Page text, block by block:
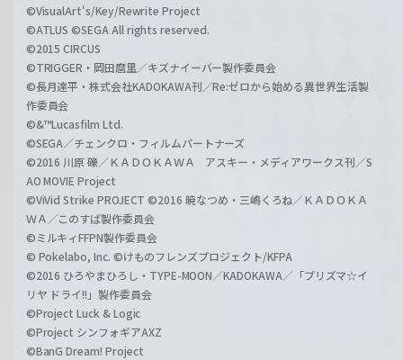
©VisualArt's/Key/Rewrite Project
©ATLUS ©SEGA All rights reserved.
©2015 CIRCUS
©TRIGGER・岡田麿里／キズナイーバー製作委員会
©長月達平・株式会社KADOKAWA刊／Re:ゼロから始める異世界生活製
作委員会
©&™Lucasfilm Ltd.
©SEGA／チェンクロ・フィルムパートナーズ
©2016 川原 礫／ＫＡＤＯＫＡＷＡ アスキー・メディアワークス刊／S
AO MOVIE Project
©ViVid Strike PROJECT ©2016 暁なつめ・三嶋くろね／ＫＡＤＯＫＡ
ＷＡ／このすば製作委員会
©ミルキィFFPN製作委員会
© Pokelabo, Inc. ©けものフレンズプロジェクト/KFPA
©2016 ひろやまひろし・TYPE-MOON／KADOKAWA／「プリズマ☆イ
リヤ ドライ!!」製作委員会
©Project Luck & Logic
©Project シンフォギアAXZ
©BanG Dream! Project